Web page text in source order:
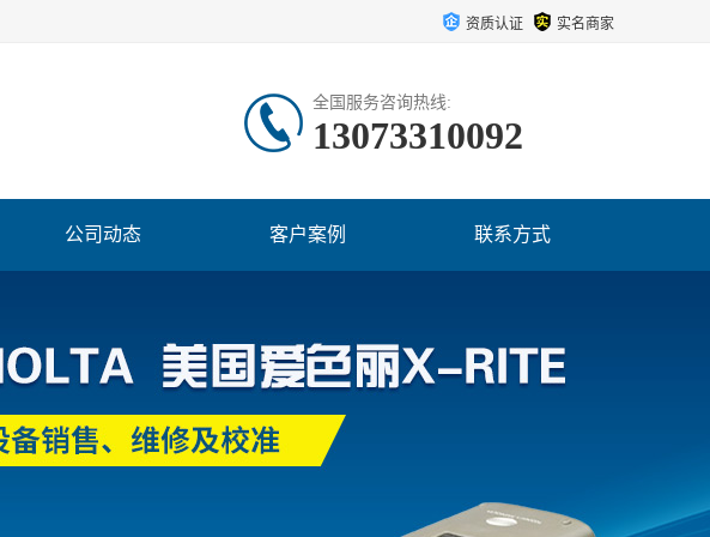
资质认证 实名商家
全国服务咨询热线:
13073310092
公司动态 客户案例 联系方式